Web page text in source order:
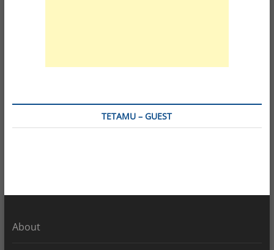
TETAMU – GUEST
About